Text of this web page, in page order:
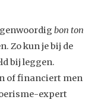
bon ton
Zo kun je bij de
bij leggen.
of financiert men
expert